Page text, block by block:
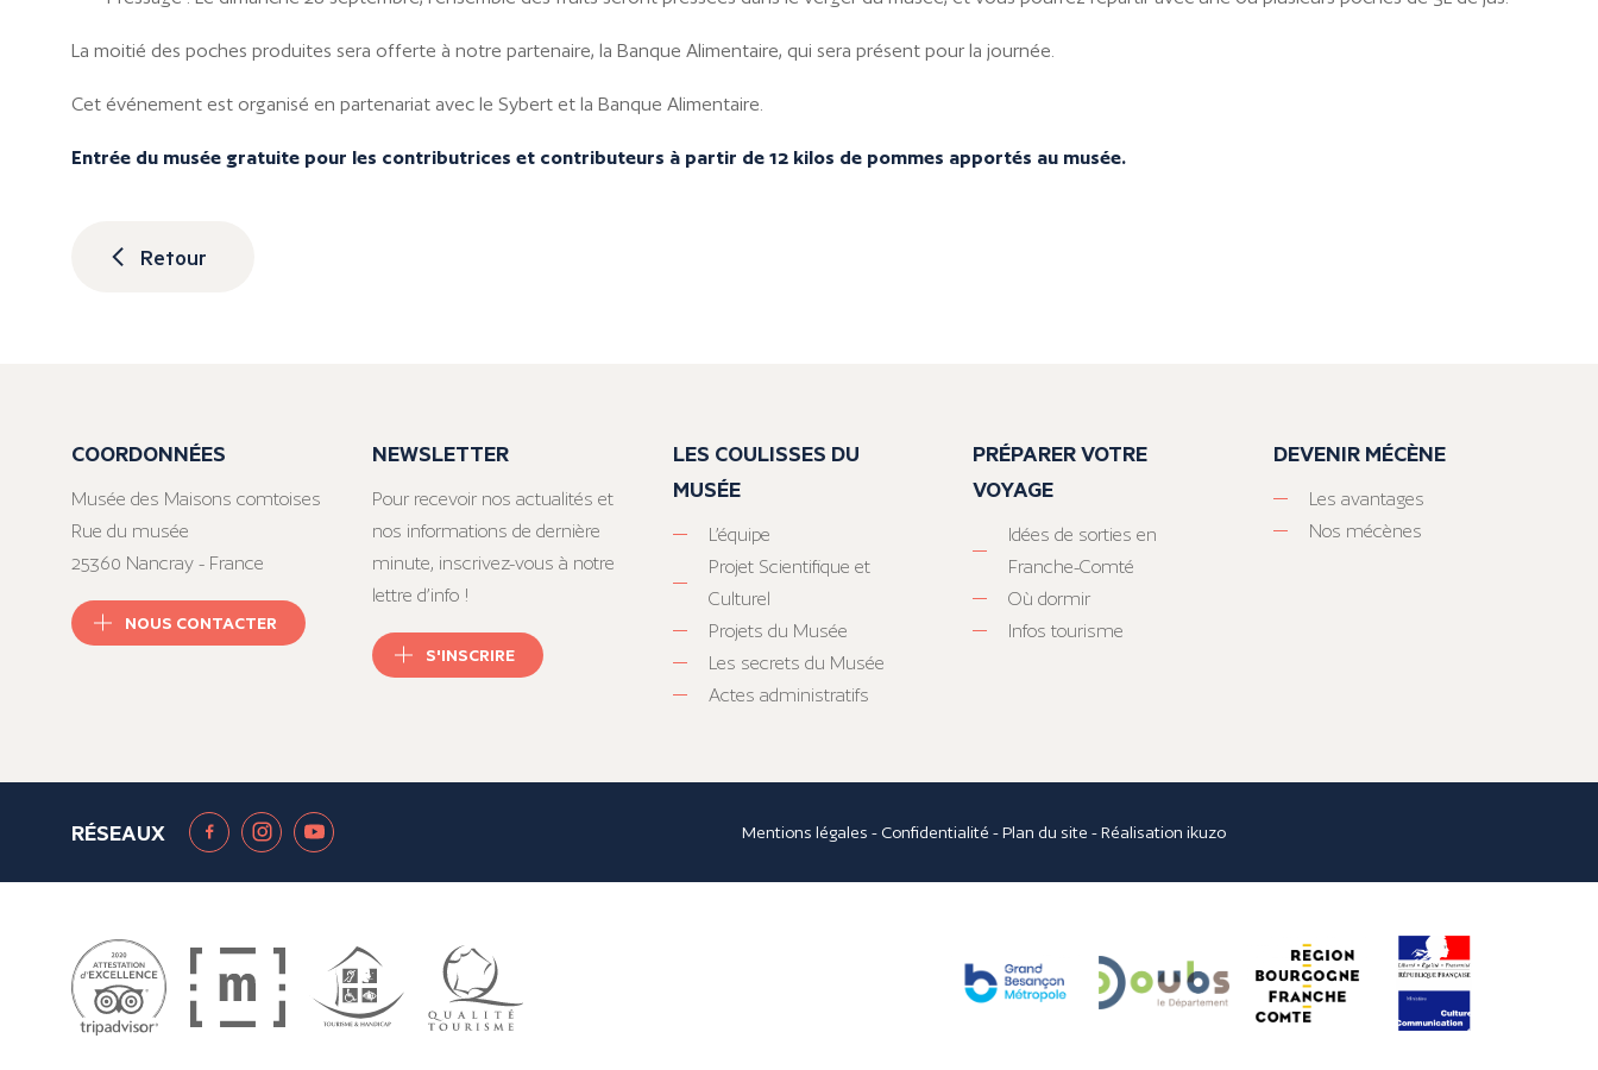
La moitié des poches produites sera offerte à notre partenaire, la Banque Alimentaire, qui sera présent pour la journée.
Cet événement est organisé en partenariat avec le Sybert et la Banque Alimentaire.
Entrée du musée gratuite pour les contributrices et contributeurs à partir de 12 kilos de pommes apportés au musée.
Retour
COORDONNÉES
Musée des Maisons comtoises
Rue du musée
25360 Nancray - France
NOUS CONTACTER
NEWSLETTER
Pour recevoir nos actualités et
nos informations de dernière
minute, inscrivez-vous à notre
lettre d’info !
S'INSCRIRE
LES COULISSES DU
MUSÉE
L’équipe
Projet Scientifique et
Culturel
Projets du Musée
Les secrets du Musée
Actes administratifs
PRÉPARER VOTRE
VOYAGE
Idées de sorties en
Franche-Comté
Où dormir
Infos tourisme
DEVENIR MÉCÈNE
Les avantages
Nos mécènes
RÉSEAUX Mentions légales - Confidentialité -Plan du site - Réalisationikuzo